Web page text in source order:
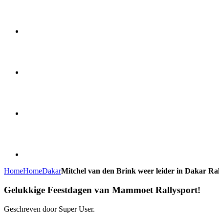
HomeHomeDakarMitchel van den Brink weer leider in Dakar
Gelukkige Feestdagen van Mammoet Rallysport!
Geschreven door Super User.